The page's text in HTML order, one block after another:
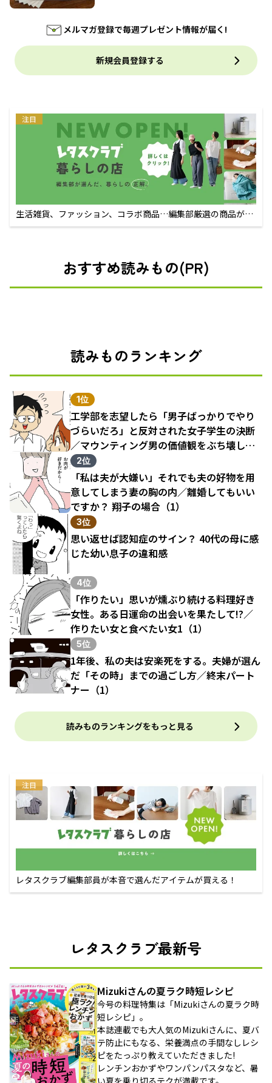
メルマガ登録で毎週プレゼント情報が届く!
新規会員登録する
注目
生活雑貨、ファッション、コラボ商品…編集部厳選の商品が買
えるECサイト
おすすめ読みもの(PR)
読みものランキング
1位
工学部を志望したら「男子ばっかりでやり
づらいだろ」と反対された女子学生の決断
／マウンティング男の価値観をぶち壊した
結果（1）
2位
「私は夫が大嫌い」それでも夫の好物を用
意してしまう妻の胸の内／離婚してもいい
ですか？ 翔子の場合（1）
3位
思い返せば認知症のサイン？ 40代の母に感
じた幼い息子の違和感
4位
「作りたい」思いが燻ぶり続ける料理好き
女性。ある日運命の出会いを果たして!?／
作りたい女と食べたい女1（1）
5位
1年後、私の夫は安楽死をする。夫婦が選ん
だ「その時」までの過ごし方／終末パート
ナー（1）
読みものランキングをもっと見る
注目
レタスクラブ編集部員が本音で選んだアイテムが買える！
レタスクラブ最新号
Mizukiさんの夏ラク時短レシピ
今号の料理特集は「Mizukiさんの夏ラク時
短レシピ」。
本誌連載でも大人気のMizukiさんに、夏バ
テ防止にもなる、栄養満点の手間なしレシ
ピをたっぷり教えていただきました!
レンチンおかずやワンパンパスタなど、暑
い夏を乗り切るテクが満載です。